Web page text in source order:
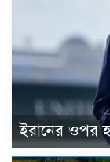
ইরানের ওপর